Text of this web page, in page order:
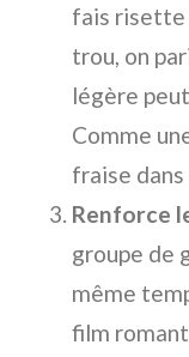
fais risette
trou, on
légère
Comme
fraise
Renforce
groupe de
même
film